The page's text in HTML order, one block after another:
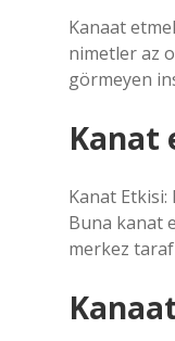
Kanaat
nimetler az
görmeyen
Kanat
Kanat
Buna kanat
merkez